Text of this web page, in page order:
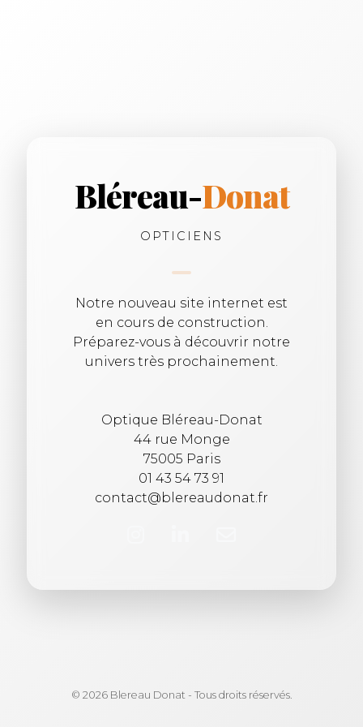
Bléreau-Donat
OPTICIENS
Notre nouveau site internet est
en cours de construction.
Préparez-vous à découvrir notre
univers très prochainement.
Optique Bléreau-Donat
44 rue Monge
75005 Paris
01 43 54 73 91
contact@blereaudonat.fr
© 2026 Blereau Donat - Tous droits réservés.